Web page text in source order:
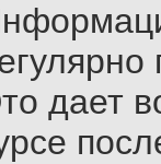
дает